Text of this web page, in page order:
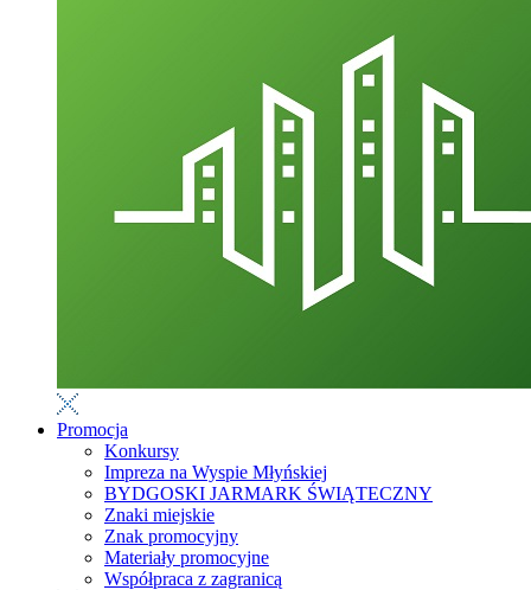
Promocja
Konkursy
Impreza na Wyspie Młyńskiej
BYDGOSKI JARMARK ŚWIĄTECZNY
Znaki miejskie
Znak promocyjny
Materiały promocyjne
Współpraca z zagranicą